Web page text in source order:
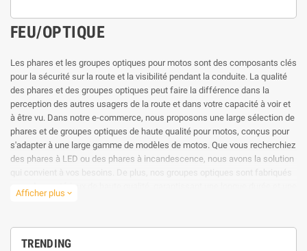
TRENDING
FEU/OPTIQUE
Les phares et les groupes optiques pour motos sont des composants clés
pour la sécurité sur la route et la visibilité pendant la conduite. La qualité
des phares et des groupes optiques peut faire la différence dans la
perception des autres usagers de la route et dans votre capacité à voir et
à être vu. Dans notre e-commerce, nous proposons une large sélection de
phares et de groupes optiques de haute qualité pour motos, conçus pour
s'adapter à une large gamme de modèles de motos. Que vous recherchiez
des phares à LED ou des phares à incandescence, nous avons la solution
résistance exceptionnelle, même dans des conditions de conduite
optique idéal pour votre moto. Investir dans un bon phare ou un bon groupe
optique pour moto non seulement augmentera la sécurité sur la route,
Afficher plus expand_more